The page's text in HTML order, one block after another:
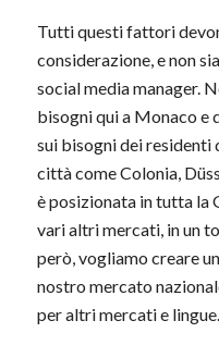
Tutti questi fattori
considerazione, e non
social media manager.
bisogni qui a Monaco e
sui bisogni dei residenti
città come Colonia,
è posizionata in tutta la
vari altri mercati, in un
però, vogliamo creare
nostro mercato
per altri mercati e lingue.